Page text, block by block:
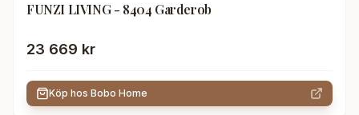
FUNZI LIVING - 8404 Garderob
23 669 kr
Köp hos Bobo Home